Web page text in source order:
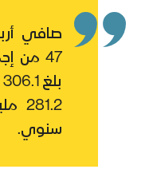
صافي
سنوي.